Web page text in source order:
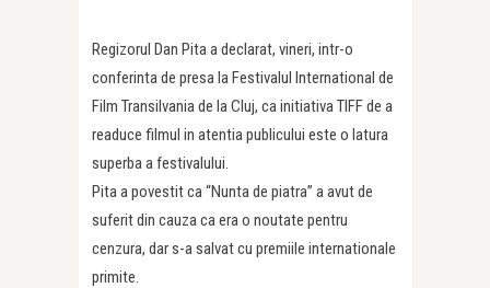
Regizorul Dan Pita a declarat, vineri, intr-o
conferinta de presa la Festivalul International de
Film Transilvania de la Cluj, ca initiativa TIFF de a
readuce filmul in atentia publicului este o latura
superba a festivalului.
Pita a povestit ca “Nunta de piatra” a avut de
suferit din cauza ca era o noutate pentru
cenzura, dar s-a salvat cu premiile internationale
primite.